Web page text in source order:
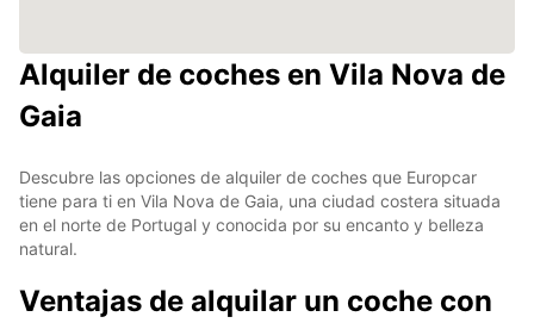
Alquiler de coches en Vila Nova de
Gaia
Descubre las opciones de alquiler de coches que Europcar
tiene para ti en Vila Nova de Gaia, una ciudad costera situada
en el norte de Portugal y conocida por su encanto y belleza
natural.
Ventajas de alquilar un coche con